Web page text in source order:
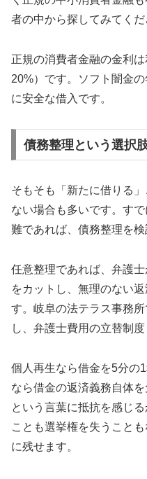
者の中から探してみてくだ
正規の消費者金融の金利
20%）です。ソフト闇金
に安全な借入です。
債務整理という選択
そもそも「新たに借りる
ない場合も多いです。す
難であれば、債務整理を検
任意整理であれば、弁護
をカットし、無理のない
す。岐阜の法テラス事務
し、弁護士費用の立替制度
個人再生なら借金を5分の
なら借金の返済義務自体
という言葉に抵抗を感じ
ことも選挙権を失うこと
に残せます。